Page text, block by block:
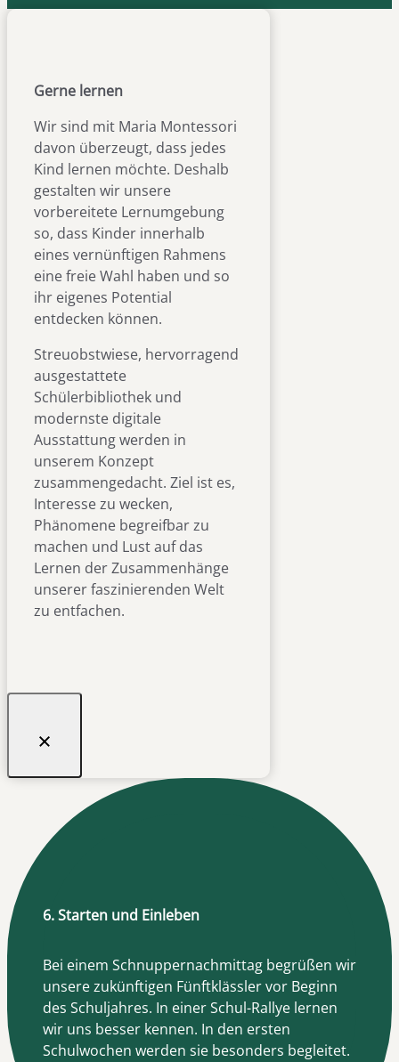
Gerne lernen
Wir sind mit Maria Montessori
davon überzeugt, dass jedes
Kind lernen möchte. Deshalb
gestalten wir unsere
vorbereitete Lernumgebung
so, dass Kinder innerhalb
eines vernünftigen Rahmens
eine freie Wahl haben und so
ihr eigenes Potential
entdecken können.
Streuobstwiese, hervorragend
ausgestattete
Schülerbibliothek und
modernste digitale
Ausstattung werden in
unserem Konzept
zusammengedacht. Ziel ist es,
Interesse zu wecken,
Phänomene begreifbar zu
machen und Lust auf das
Lernen der Zusammenhänge
unserer faszinierenden Welt
zu entfachen.
6. Starten und Einleben
Bei einem Schnuppernachmittag begrüßen wir
unsere zukünftigen Fünftklässler vor Beginn
des Schuljahres. In einer Schul-Rallye lernen
wir uns besser kennen. In den ersten
Schulwochen werden sie besonders begleitet.